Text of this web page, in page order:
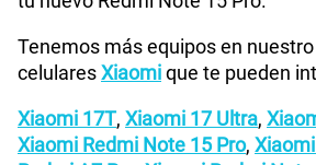
Tenemos más equipos en
celularesXiaomique te pueden
Xiaomi 17T, Xiaomi 17 Ultra,
Xiaomi Redmi Note 15 Pro,